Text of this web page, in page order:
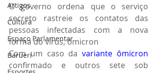
Artigos
Cultura
Espaço Parlamentar
Barueri
O governo ordena que o serviço
secreto rastreie os contatos das
pessoas infectadas com a nova
forma do vírus, ômicron
Com um caso da variante ômicron
confirmado e outros sete sob